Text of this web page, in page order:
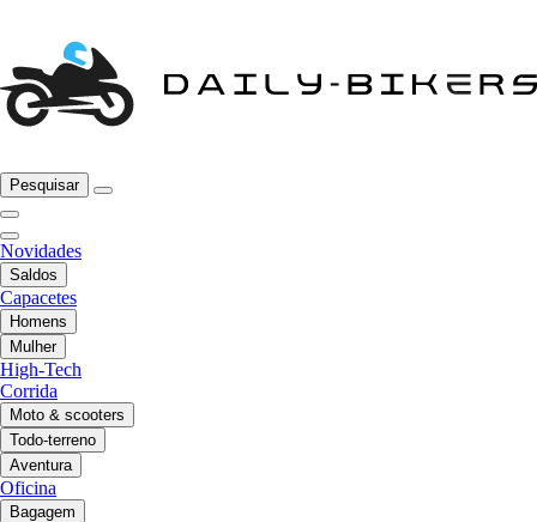
Pesquisar
Novidades
Saldos
Capacetes
Homens
Mulher
High-Tech
Corrida
Moto & scooters
Todo-terreno
Aventura
Oficina
Bagagem